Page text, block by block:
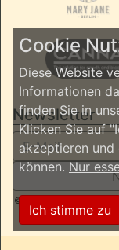
Newsletter
© 2026
nur
Cookie
Diese Website
Informationen
finden Sie in
Klicken Sie auf
akzeptieren und
können.Nur
Ich stimme zu